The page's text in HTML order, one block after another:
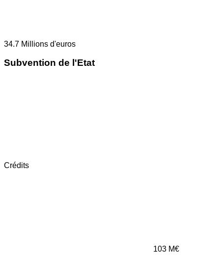
34.7 Millions d'euros
Subvention de l'Etat
Crédits
103 M€